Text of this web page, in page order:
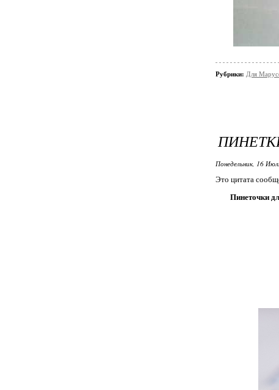
Рубрики: Для
Понедельник, 16
Это цитата
Пинеточки